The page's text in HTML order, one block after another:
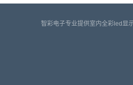
智彩电子专业提供室内全彩led显